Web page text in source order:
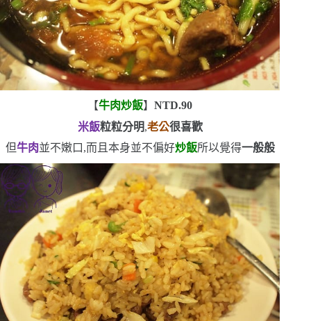
【牛肉炒飯】NTD.90
米飯粒粒分明,老公很喜歡
但牛肉並不嫩口,而且本身並不偏好炒飯所以覺得一般般